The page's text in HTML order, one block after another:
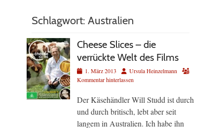
Schlagwort: Australien
Cheese Slices – die
verrückte Welt des Films
Veröffentlicht
am
1. März 2013 AutorUrsula Heinzelmann
Kommentar hinterlassen
Der Käsehändler Will Studd ist durch
und durch britisch, lebt aber seit
langem in Australien. Ich habe ihn